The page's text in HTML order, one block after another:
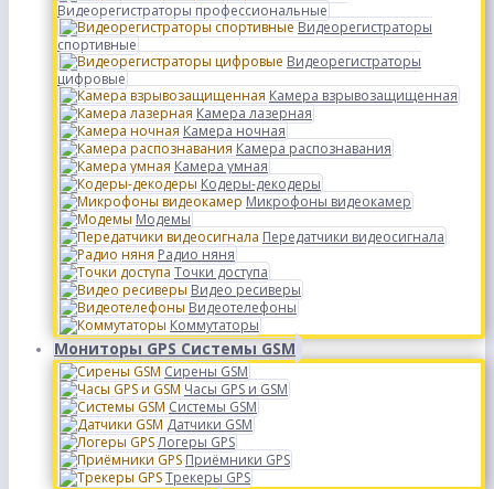
Видеорегистраторы профессиональные
Видеорегистраторы
спортивные
Видеорегистраторы
цифровые
Камера взрывозащищенная
Камера лазерная
Камера ночная
Камера распознавания
Камера умная
Кодеры-декодеры
Микрофоны видеокамер
Модемы
Передатчики видеосигнала
Радио няня
Точки доступа
Видео ресиверы
Видеотелефоны
Коммутаторы
Мониторы GPS Системы GSM
Сирены GSM
Часы GPS и GSM
Системы GSM
Датчики GSM
Логеры GPS
Приёмники GPS
Трекеры GPS